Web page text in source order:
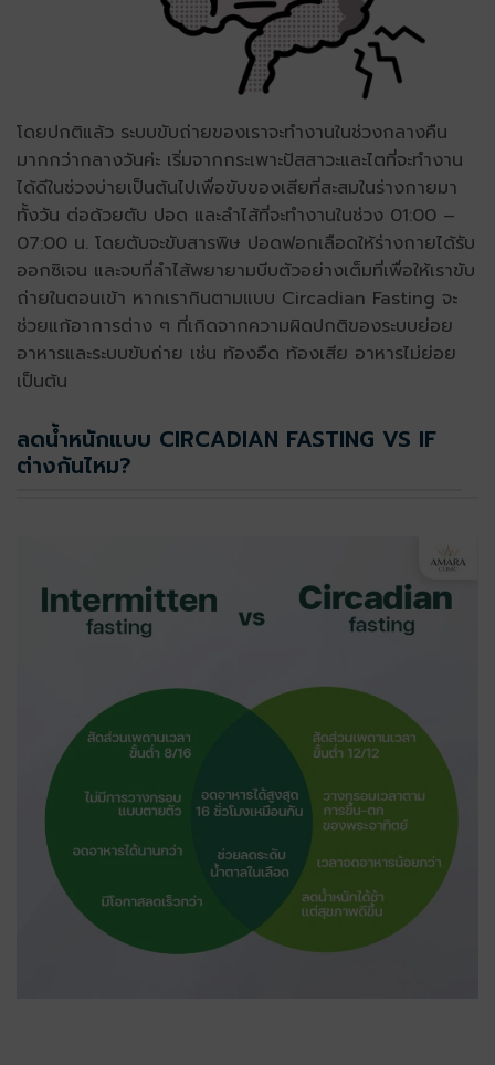
โดยปกติแล้ว ระบบขับถ่ายของเราจะทำงานในช่วงกลางคืน
มากกว่ากลางวันค่ะ เริ่มจากกระเพาะปัสสาวะและไตที่จะทำงาน
ได้ดีในช่วงบ่ายเป็นต้นไปเพื่อขับของเสียที่สะสมในร่างกายมา
ทั้งวัน ต่อด้วยตับ ปอด และลำไส้ที่จะทำงานในช่วง 01:00 –
07:00 น. โดยตับจะขับสารพิษ ปอดฟอกเลือดให้ร่างกายได้รับ
ออกซิเจน และจบที่ลำไส้พยายามบีบตัวอย่างเต็มที่เพื่อให้เราขับ
ถ่ายในตอนเข้า หากเรากินตามแบบ Circadian Fasting จะ
ช่วยแก้อาการต่าง ๆ ที่เกิดจากความผิดปกติของระบบย่อย
อาหารและระบบขับถ่าย เช่น ท้องอืด ท้องเสีย อาหารไม่ย่อย
เป็นต้น
ลดน้ำหนักแบบ CIRCADIAN FASTING VS IF
ต่างกันไหม?